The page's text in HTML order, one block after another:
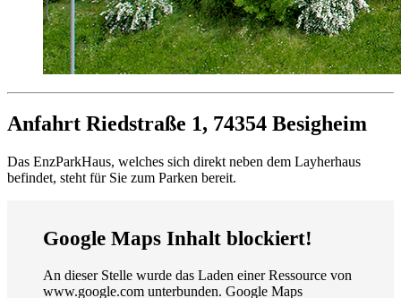
Anfahrt Riedstraße 1, 74354 Besigheim
Das EnzParkHaus, welches sich direkt neben dem Layherhaus
befindet, steht für Sie zum Parken bereit.
Google Maps Inhalt blockiert!
An dieser Stelle wurde das Laden einer Ressource von
www.google.com unterbunden. Google Maps